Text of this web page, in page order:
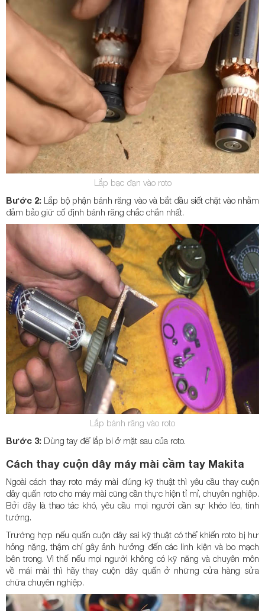
Lắp bạc đạn vào roto
Bước 2: Lắp bộ phận bánh răng vào và bắt đầu siết chặt vào nhằm
đảm bảo giữ cố định bánh răng chắc chắn nhất.
Lắp bánh răng vào roto
Bước 3: Dùng tay để lắp bi ở mặt sau của roto.
Cách thay cuộn dây máy mài cầm tay Makita
Ngoài cách thay roto máy mài đúng kỹ thuật thì yêu cầu thay cuộn
dây quấn roto cho máy mài cũng cần thực hiện tỉ mỉ, chuyên nghiệp.
Bởi đây là thao tác khó, yêu cầu mọi người cần sự khéo léo, tinh
tường.
Trường hợp nếu quấn cuộn dây sai kỹ thuật có thể khiến roto bị hư
hỏng nặng, thậm chí gây ảnh hưởng đến các linh kiện và bo mạch
bên trong. Vì thế nếu mọi người không có kỹ năng và chuyên môn
về mái mài thì hãy thay cuộn dây quấn ở những cửa hàng sửa
chữa chuyên nghiệp.